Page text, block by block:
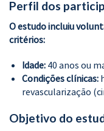
Perfil dos
O estudo incluiu
critérios:
Idade:40 anos ou
Condições clínicas:
revascularização
Objetivo do